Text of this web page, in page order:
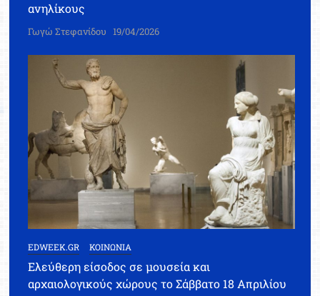
ανηλίκους
Γωγώ Στεφανίδου 19/04/2026
EDWEEK.GR ΚΟΙΝΩΝΙΑ
Ελεύθερη είσοδος σε μουσεία και
αρχαιολογικούς χώρους το Σάββατο 18 Απριλίου